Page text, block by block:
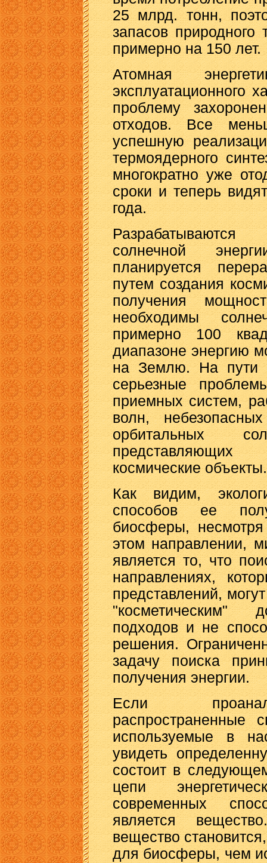
25 млрд. тонн,
запасов природного
примерно на 150 лет.
Атомная
эксплуатационного
проблему
отходов. Все
успешную
термоядерного
многократно уже
сроки и теперь
года.
солнечной
планируется
путем создания
получения
необходимы
примерно 100
диапазоне энергию
на Землю. На пути
серьезные
приемных систем,
волн,
орбитальных
представляющих
космические объекты.
Как видим,
способов ее
биосферы,
этом направлении,
является то, что
направлениях,
представлений,
"косметическим"
подходов и не
решения.
задачу поиска
получения энергии.
Если
распространенные
используемые в
увидеть
состоит в
цепи
современных
является
вещество
для биосферы, чем